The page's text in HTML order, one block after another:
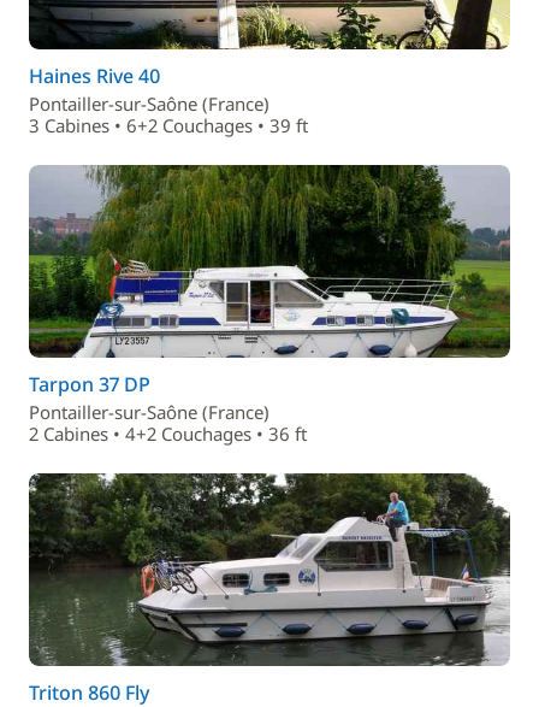
Haines Rive 40
Pontailler-sur-Saône (France)
3 Cabines • 6+2 Couchages • 39 ft
Tarpon 37 DP
Pontailler-sur-Saône (France)
2 Cabines • 4+2 Couchages • 36 ft
Triton 860 Fly